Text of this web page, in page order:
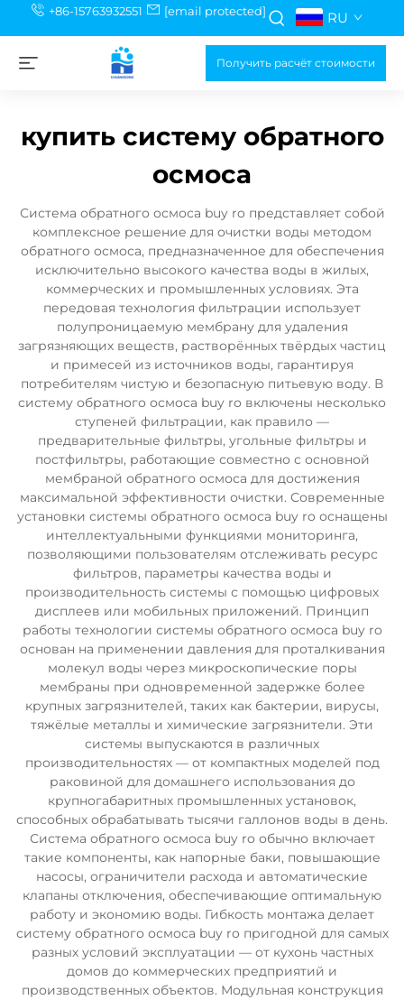
+86-15763932551 [email protected] RU
Получить расчёт стоимости
купить систему обратного
осмоса
Система обратного осмоса buy ro представляет собой
комплексное решение для очистки воды методом
обратного осмоса, предназначенное для обеспечения
исключительно высокого качества воды в жилых,
коммерческих и промышленных условиях. Эта
передовая технология фильтрации использует
полупроницаемую мембрану для удаления
загрязняющих веществ, растворённых твёрдых частиц
и примесей из источников воды, гарантируя
потребителям чистую и безопасную питьевую воду. В
систему обратного осмоса buy ro включены несколько
ступеней фильтрации, как правило —
предварительные фильтры, угольные фильтры и
постфильтры, работающие совместно с основной
мембраной обратного осмоса для достижения
максимальной эффективности очистки. Современные
установки системы обратного осмоса buy ro оснащены
интеллектуальными функциями мониторинга,
позволяющими пользователям отслеживать ресурс
фильтров, параметры качества воды и
производительность системы с помощью цифровых
дисплеев или мобильных приложений. Принцип
работы технологии системы обратного осмоса buy ro
основан на применении давления для проталкивания
молекул воды через микроскопические поры
мембраны при одновременной задержке более
крупных загрязнителей, таких как бактерии, вирусы,
тяжёлые металлы и химические загрязнители. Эти
системы выпускаются в различных
производительностях — от компактных моделей под
раковиной для домашнего использования до
крупногабаритных промышленных установок,
способных обрабатывать тысячи галлонов воды в день.
Система обратного осмоса buy ro обычно включает
такие компоненты, как напорные баки, повышающие
насосы, ограничители расхода и автоматические
клапаны отключения, обеспечивающие оптимальную
работу и экономию воды. Гибкость монтажа делает
систему обратного осмоса buy ro пригодной для самых
разных условий эксплуатации — от кухонь частных
домов до коммерческих предприятий и
производственных объектов. Модульная конструкция